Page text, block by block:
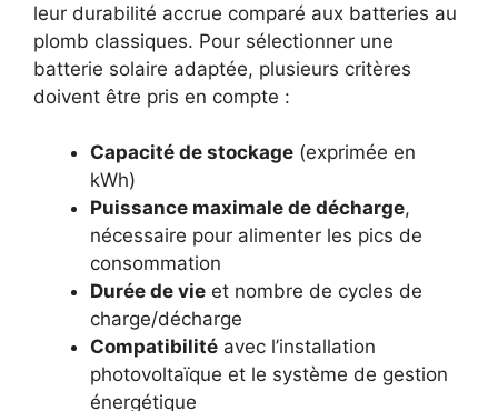
leur durabilité accrue comparé aux batteries au
plomb classiques. Pour sélectionner une
batterie solaire adaptée, plusieurs critères
doivent être pris en compte :
Capacité de stockage (exprimée en
kWh)
Puissance maximale de décharge,
nécessaire pour alimenter les pics de
consommation
Durée de vie et nombre de cycles de
charge/décharge
Compatibilité avec l’installation
photovoltaïque et le système de gestion
énergétique